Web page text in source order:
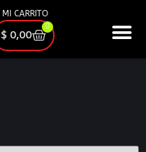
MI CARRITO
$ 0,00
0